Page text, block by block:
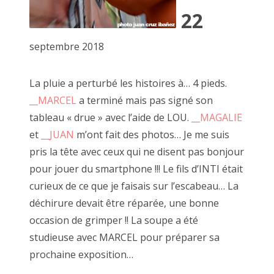
2016 septembre
2016 août
2016 juillet
2016 juin
2016 mai
2016 avril
2016 mars
2016 février
2016 janvier
2015 décembre
22
septembre 2018
La pluie a perturbé les histoires à… 4 pieds.
__MARCEL a terminé mais pas signé son
tableau « drue » avec l’aide de LOU.
__MAGALIE
et
__JUAN m’ont fait des photos… Je me suis
pris la tête avec ceux qui ne disent pas bonjour
pour jouer du smartphone !!! Le fils d’INTI était
curieux de ce que je faisais sur l’escabeau… La
déchirure devait être réparée, une bonne
occasion de grimper !! La soupe a été
studieuse avec MARCEL pour préparer sa
prochaine exposition…
Encadré doré, 29 juin 2019